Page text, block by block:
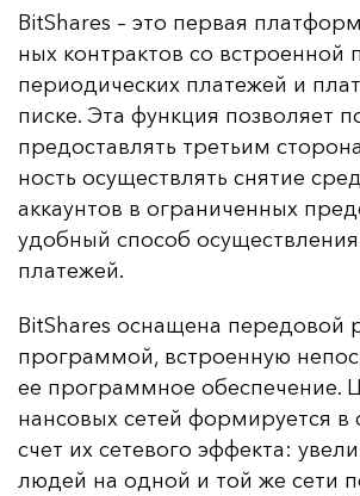
BitShares – это пер­вая
ных кон­трак­тов со встро­ен­ной
пе­ри­оди­чес­ких пла­те­жей и
пис­ке. Эта фун­кция поз­во­ля­ет
пре­дос­тав­лять треть­им
ность осу­щест­влять сня­тие
ак­ка­ун­тов в ог­ра­ни­чен­ных
удоб­ный спо­соб
пла­те­жей.
BitShares ос­на­ще­на пе­ре­до­вой
прог­рам­мой, встро­ен­ную
ее прог­рам­мное обес­пе­че­ние.
нан­со­вых се­тей фор­ми­ру­ет­ся в
счет их се­те­во­го эф­фек­та:
лю­дей на од­ной и той же се­ти